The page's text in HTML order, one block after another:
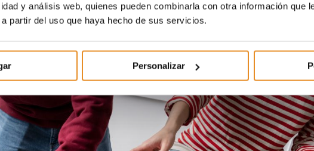
y análisis web, quienes pueden combinarla con otra información que
partir del uso que haya hecho de sus servicios.
Personalizar